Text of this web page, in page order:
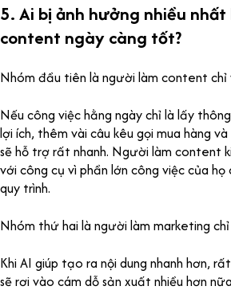
5. Ai bị ảnh hưởng nhiều
content ngày càng tốt?
Nhóm đầu tiên là người làm content
Nếu công việc hằng ngày chỉ là lấy
lợi ích, thêm vài câu kêu gọi mua hàng
sẽ hỗ trợ rất nhanh. Người làm content
với công cụ vì phần lớn công việc của
quy trình.
Nhóm thứ hai là người làm marketing
Khi AI giúp tạo ra nội dung nhanh hơn,
sẽ rơi vào cám dỗ sản xuất nhiều hơn